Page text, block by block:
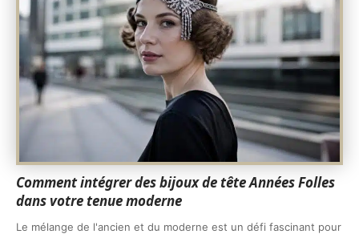
Comment intégrer des bijoux de tête Années Folles
dans votre tenue moderne
Le mélange de l'ancien et du moderne est un défi fascinant pour